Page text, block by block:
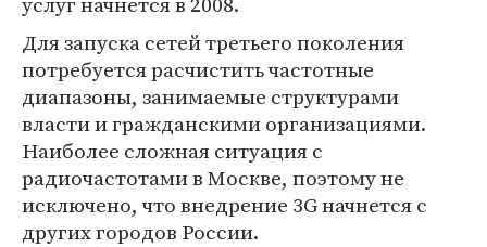
Для запуска сетей третьего поколения
потребуется расчистить частотные
диапазоны, занимаемые структурами
власти и гражданскими организациями.
Наиболее сложная ситуация с
радиочастотами в Москве, поэтому не
исключено, что внедрение 3G начнется с
других городов России.